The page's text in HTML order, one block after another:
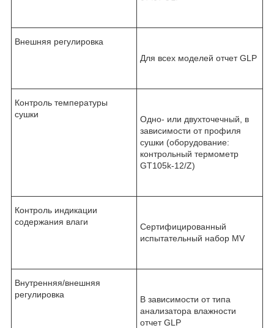
Внешняя регулировка
Для всех моделей отчет GLP
Контроль температуры
сушки
Одно- или двухточечный, в
зависимости от профиля
сушки (оборудование:
контрольный термометр
GT105k-12/Z)
Контроль индикации
содержания влаги
Сертифицированный
испытательный набор MV
Внутренняя/внешняя
регулировка
В зависимости от типа
анализатора влажности
отчет GLP